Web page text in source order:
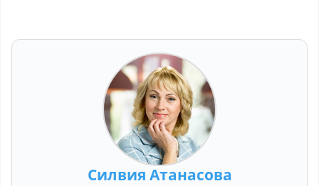
Силвия Атанасова